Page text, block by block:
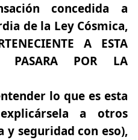
concedida a
de la Ley Cósmica,
A ESTA
PASARA POR LA
lo que es esta
a otros
y seguridad con eso),